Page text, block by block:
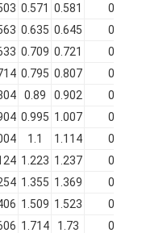
0.571 0.581
0.067
0.635 0.645
0.071
0.709 0.721
0.075
0.795 0.807
0.080
0.89 0.902
0.085
0.995 1.007
0.090
1.1 1.114
0.095
1.223 1.237
0.098
1.355 1.369
0.100
1.509 1.523
0.103
1.714 1.73
0.107